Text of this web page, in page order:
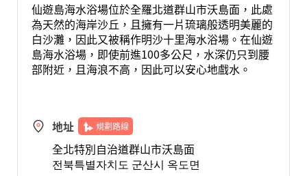
仙遊島海水浴場位於全羅北道群山市沃島面，此處
為天然的海岸沙丘，且擁有一片琉璃般透明美麗的
白沙灘，因此又被稱作明沙十里海水浴場。在仙遊
島海水浴場，即使前進100多公尺，水深仍只到腰
部附近，且海浪不高，因此可以安心地戲水。
地址 規劃路線
全北特別自治道群山市沃島面
전북특별자치도 군산시 옥도면